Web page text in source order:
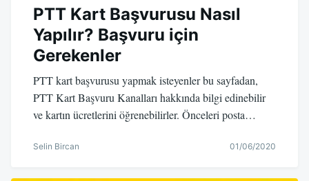
PTT Kart Başvurusu Nasıl
Yapılır? Başvuru için
Gerekenler
PTT kart başvurusu yapmak isteyenler bu sayfadan,
PTT Kart Başvuru Kanalları hakkında bilgi edinebilir
ve kartın ücretlerini öğrenebilirler. Önceleri posta…
Selin Bircan 01/06/2020